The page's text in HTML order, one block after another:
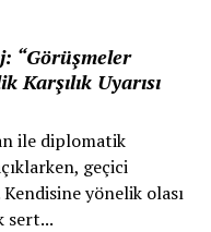
“Görüşmeler
Karşılık Uyarısı
ile diplomatik
geçici
yönelik olası
sert...